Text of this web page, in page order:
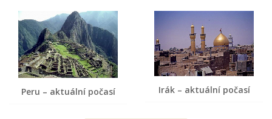
Peru – aktuální počasí Irák – aktuální počasí